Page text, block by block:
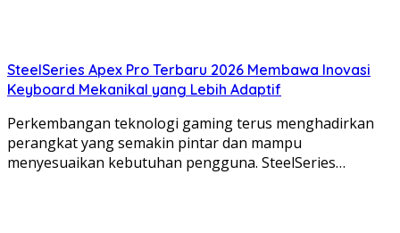
SteelSeries Apex Pro Terbaru 2026 Membawa Inovasi
Keyboard Mekanikal yang Lebih Adaptif
Perkembangan teknologi gaming terus menghadirkan
perangkat yang semakin pintar dan mampu
menyesuaikan kebutuhan pengguna. SteelSeries…